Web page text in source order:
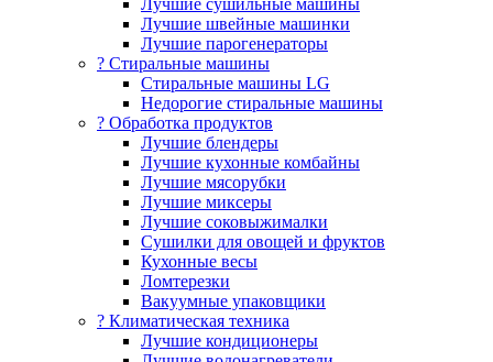
Лучшие швейные машинки
Лучшие парогенераторы
? Стиральные машины
Стиральные машины LG
Недорогие стиральные машины
? Обработка продуктов
Лучшие блендеры
Лучшие кухонные комбайны
Лучшие мясорубки
Лучшие миксеры
Лучшие соковыжималки
Сушилки для овощей и фруктов
Кухонные весы
Ломтерезки
Вакуумные упаковщики
?️ Климатическая техника
Лучшие кондиционеры